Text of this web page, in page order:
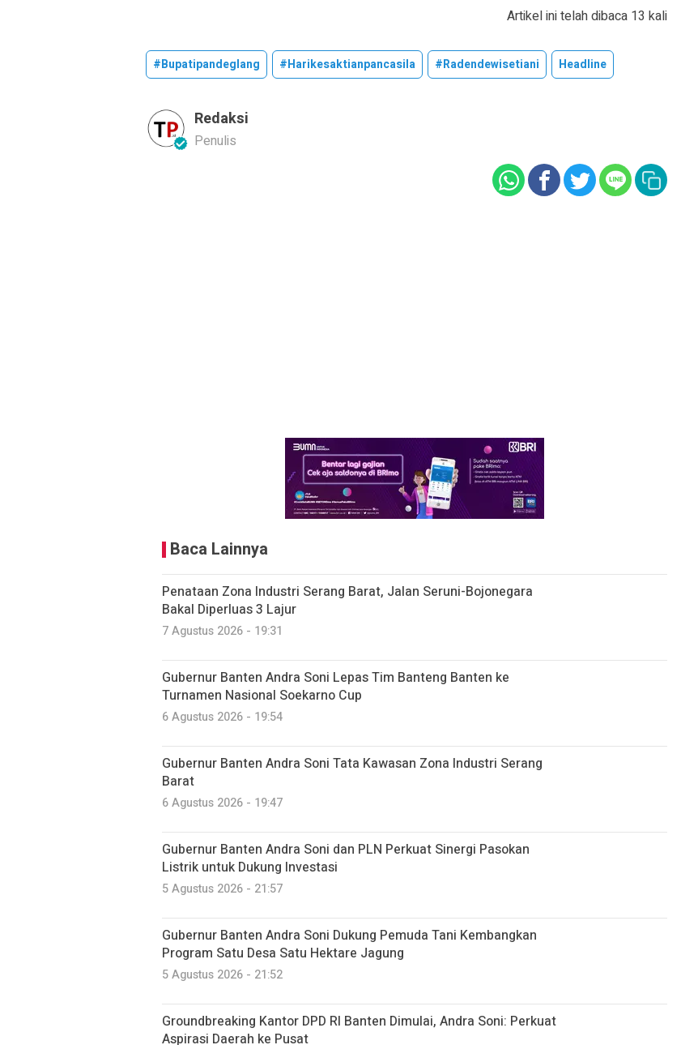
Artikel ini telah dibaca 13 kali
#bupatipandeglang #harikesaktianpancasila #radendewisetiani Headline
Redaksi
Penulis
Baca Lainnya
Penataan Zona Industri Serang Barat, Jalan Seruni-Bojonegara
Bakal Diperluas 3 Lajur
7 Agustus 2026 - 19:31
Gubernur Banten Andra Soni Lepas Tim Banteng Banten ke
Turnamen Nasional Soekarno Cup
6 Agustus 2026 - 19:54
Gubernur Banten Andra Soni Tata Kawasan Zona Industri Serang
Barat
6 Agustus 2026 - 19:47
Gubernur Banten Andra Soni dan PLN Perkuat Sinergi Pasokan
Listrik untuk Dukung Investasi
5 Agustus 2026 - 21:57
Gubernur Banten Andra Soni Dukung Pemuda Tani Kembangkan
Program Satu Desa Satu Hektare Jagung
5 Agustus 2026 - 21:52
Groundbreaking Kantor DPD RI Banten Dimulai, Andra Soni: Perkuat
Aspirasi Daerah ke Pusat